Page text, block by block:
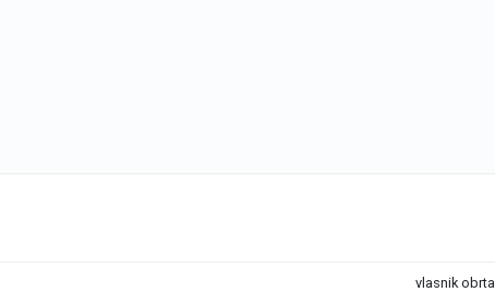
vlasnik obrta